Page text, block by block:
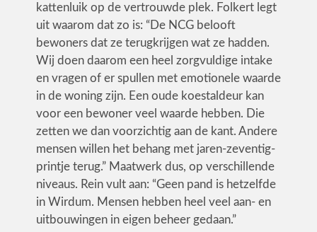
kattenluik op de vertrouwde plek. Folkert legt
uit waarom dat zo is: “De NCG belooft
bewoners dat ze terugkrijgen wat ze hadden.
Wij doen daarom een heel zorgvuldige intake
en vragen of er spullen met emotionele waarde
in de woning zijn. Een oude koestaldeur kan
voor een bewoner veel waarde hebben. Die
zetten we dan voorzichtig aan de kant. Andere
mensen willen het behang met jaren-zeventig-
printje terug.” Maatwerk dus, op verschillende
niveaus. Rein vult aan: “Geen pand is hetzelfde
in Wirdum. Mensen hebben heel veel aan- en
uitbouwingen in eigen beheer gedaan.”